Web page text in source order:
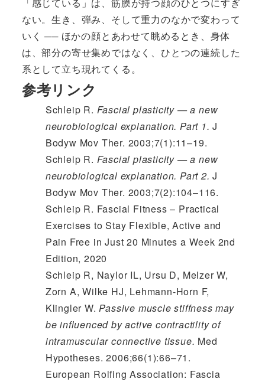
ない。生き、弾み、そして重力のなかで変わって
いく ── ほかの顔とあわせて眺めるとき、身体
は、部分の寄せ集めではなく、ひとつの連続した
系として立ち現れてくる。
参考リンク
Schleip R. Fascial plasticity — a new
neurobiological explanation. Part 1. J
Bodyw Mov Ther. 2003;7(1):11–19.
Schleip R. Fascial plasticity — a new
neurobiological explanation. Part 2. J
Bodyw Mov Ther. 2003;7(2):104–116.
Schleip R. Fascial Fitness – Practical
Exercises to Stay Flexible, Active and
Pain Free in Just 20 Minutes a Week 2nd
Edition, 2020
Schleip R, Naylor IL, Ursu D, Melzer W,
Zorn A, Wilke HJ, Lehmann-Horn F,
Klingler W.Passive muscle stiffness may
be influenced by active contractility of
intramuscular connective tissue. Med
Hypotheses. 2006;66(1):66–71.
European Rolfing Association: Fascia